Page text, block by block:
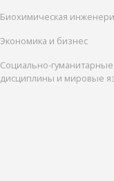
Биохимическая
Экономика и бизнес
Социально-гуманитарные
дисциплины и мировые